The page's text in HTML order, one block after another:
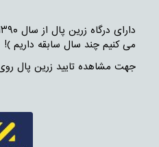
می کنیم چند سال سابقه داریم )!
جهت مشاهده تایید زرین پال